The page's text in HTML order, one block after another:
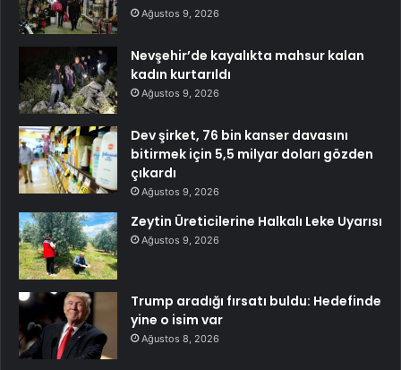
Ağustos 9, 2026
Nevşehir’de kayalıkta mahsur kalan
kadın kurtarıldı
Ağustos 9, 2026
Dev şirket, 76 bin kanser davasını
bitirmek için 5,5 milyar doları gözden
çıkardı
Ağustos 9, 2026
Zeytin Üreticilerine Halkalı Leke Uyarısı
Ağustos 9, 2026
Trump aradığı fırsatı buldu: Hedefinde
yine o isim var
Ağustos 8, 2026